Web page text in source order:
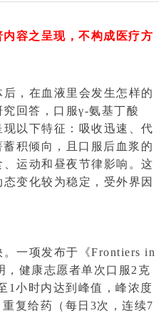
内容之呈现，不构成医疗方
，在血液里会发生怎样的
回答，口服γ-氨基丁酸
以下特征：吸收迅速、代
积倾向，且口服后血浆的
运动和昼夜节律影响。这
变化较为稳定，受外界因
一项发布于《Frontiers in
，健康志愿者单次口服2克
1小时内达到峰值，峰浓度
重复给药（每日3次，连续7